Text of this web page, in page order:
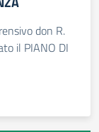
don R.
il PIANO DI